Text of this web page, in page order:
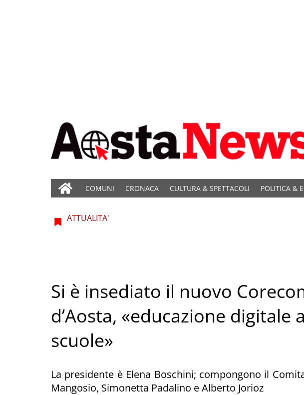
COMUNI CRONACA CULTURA & SPETTACOLI POLITICA &
ATTUALITA'
Si è insediato il nuovo
d’Aosta, «educazione digitale
scuole»
La presidente è Elena Boschini; compongono il
Mangosio, Simonetta Padalino e Alberto Jorioz